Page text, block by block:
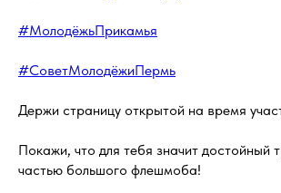
#МолодёжьПрикамья
#СоветМолодёжиПермь
Держи страницу открытой на время
Покажи, что для тебя значит достойный
частью большого флешмоба!